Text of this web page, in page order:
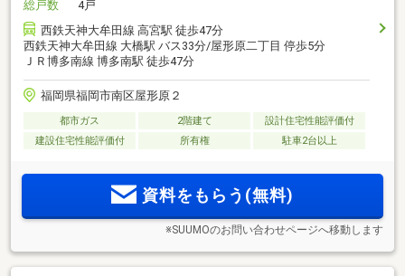
総戸数
4戸
西鉄天神大牟田線 高宮駅 徒歩47分
西鉄天神大牟田線 大橋駅 バス33分/屋形原二丁目 停歩5分
ＪＲ博多南線 博多南駅 徒歩47分
福岡県福岡市南区屋形原２
都市ガス 2階建て
設計住宅性能評価付
建設住宅性能評価付
所有権 駐車2台以上
資料をもらう(無料)
※SUUMOのお問い合わせページへ移動します